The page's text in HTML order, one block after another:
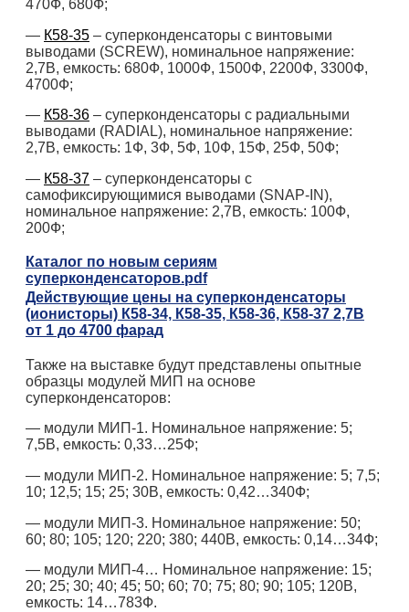
470Ф, 680Ф;
— К58-35 – суперконденсаторы с винтовыми
выводами (SCREW), номинальное напряжение:
2,7В, емкость: 680Ф, 1000Ф, 1500Ф, 2200Ф, 3300Ф,
4700Ф;
— К58-36 – суперконденсаторы с радиальными
выводами (RADIAL), номинальное напряжение:
2,7В, емкость: 1Ф, 3Ф, 5Ф, 10Ф, 15Ф, 25Ф, 50Ф;
— К58-37 – суперконденсаторы с
самофиксирующимися выводами (SNAP-IN),
номинальное напряжение: 2,7В, емкость: 100Ф,
200Ф;
Каталог по новым сериям
суперконденсаторов.pdf
Действующие цены на суперконденсаторы
(ионисторы) К58-34, К58-35, К58-36, К58-37 2,7В
от 1 до 4700 фарад
Также на выставке будут представлены опытные
образцы модулей МИП на основе
суперконденсаторов:
— модули МИП-1. Номинальное напряжение: 5;
7,5В, емкость: 0,33…25Ф;
— модули МИП-2. Номинальное напряжение: 5; 7,5;
10; 12,5; 15; 25; 30В, емкость: 0,42…340Ф;
— модули МИП-3. Номинальное напряжение: 50;
60; 80; 105; 120; 220; 380; 440В, емкость: 0,14…34Ф;
— модули МИП-4… Номинальное напряжение: 15;
20; 25; 30; 40; 45; 50; 60; 70; 75; 80; 90; 105; 120В,
емкость: 14…783Ф.